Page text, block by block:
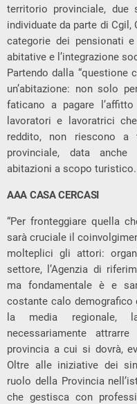
territorio provinciale,
individuate da parte di
categorie dei pensionati
abitative e l’integrazione
Partendo dalla “questione
un’abitazione: non solo
faticano a pagare
lavoratori e lavoratrici
reddito, non riescono a
provinciale, data
abitazioni a scopo turistico.
AAA CASA CERCASI
“Per fronteggiare quella
sarà cruciale il
molteplici gli attori:
settore, l’Agenzia di
ma fondamentale è e
costante calo demografico
la media regionale,
necessariamente
provincia a cui si dovrà,
Oltre alle iniziative dei
ruolo della Provincia
che gestisca con